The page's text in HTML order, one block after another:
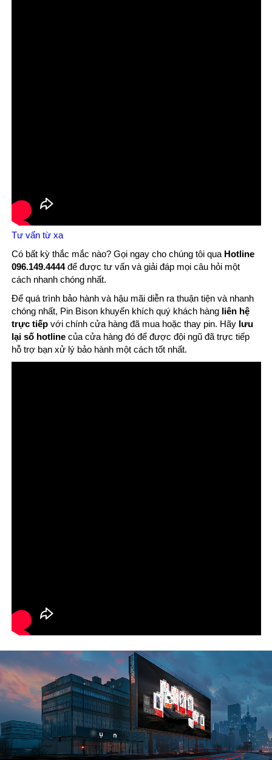
Tư vấn từ xa
Có bất kỳ thắc mắc nào? Gọi ngay cho chúng tôi qua Hotline
096.149.4444để được tư vấn và giải đáp mọi câu hỏi một
cách nhanh chóng nhất.
Để quá trình bảo hành và hậu mãi diễn ra thuận tiện và nhanh
chóng nhất, Pin Bison khuyến khích quý khách hàng liên hệ
trực tiếpvới chính cửa hàng đã mua hoặc thay pin. Hãy lưu
lại số hotlinecủa cửa hàng đó để được đội ngũ đã trực tiếp
hỗ trợ bạn xử lý bảo hành một cách tốt nhất.